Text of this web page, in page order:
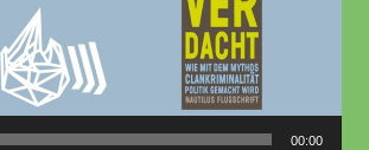
00:00